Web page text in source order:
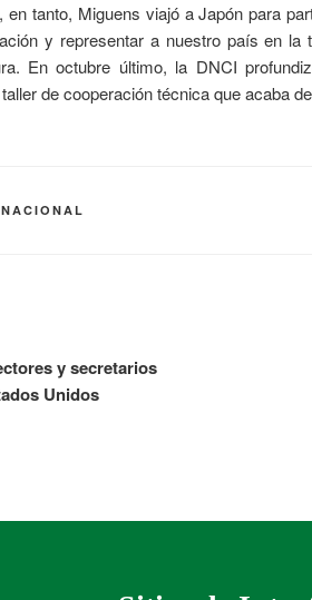
tanto, Miguens viajó a Japón para
y representar a nuestro país en la
En octubre último, la DNCI
de cooperación técnica que acaba
y secretarios
Unidos